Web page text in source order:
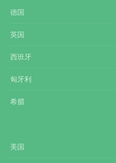
德国
英国
西班牙
匈牙利
希腊
美国